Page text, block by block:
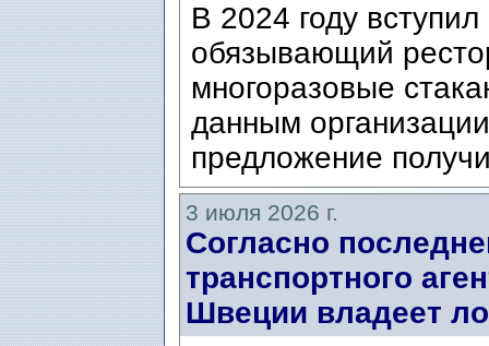
В 2024 году
обязывающий
многоразовые
данным
предложение
3 июля 2026 г.
Согласно
транспортного
Швеции владеет